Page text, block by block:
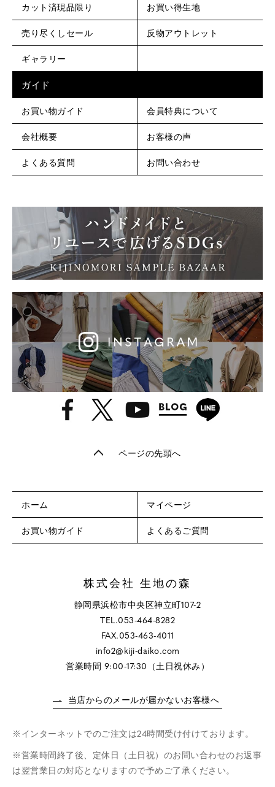
カット済現品限り お買い得生地
売り尽くしセール 反物アウトレット
ギャラリー
ガイド
お買い物ガイド 会員特典について
会社概要 お客様の声
よくある質問 お問い合わせ
ページの先頭へ
ホーム マイページ
お買い物ガイド よくあるご質問
株式会社 生地の森
静岡県浜松市中央区神立町107-2
TEL.053-464-8282
FAX.053-463-4011
info2@kiji-daiko.com
営業時間 9:00-17:30（土日祝休み）
当店からのメールが届かないお客様へ
インターネットでのご注文は24時間受け付けております。
営業時間終了後、定休日（土日祝）のお問い合わせのお返事
は翌営業日の対応となりますので予めご了承ください。